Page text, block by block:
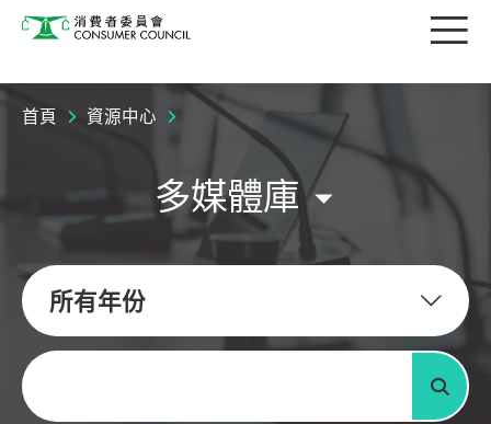
消費者委員會 目
首頁 資源中心
多媒體庫
所有年份
關鍵字
搜尋